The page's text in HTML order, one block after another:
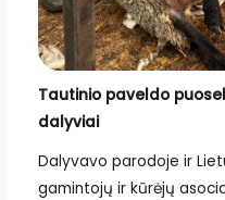
Tautinio paveldo
dalyviai
Dalyvavo parodoje ir
gamintojų ir kūrėjų